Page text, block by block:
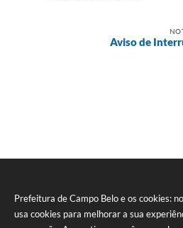
Prefeitura de Campo Belo e os cookies:
usa cookies para melhorar a sua
Aviso de